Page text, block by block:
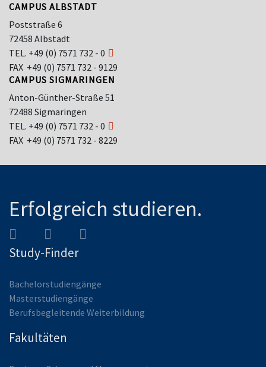
CAMPUS ALBSTADT
Poststraße 6
72458 Albstadt
TEL. +49 (0) 7571 732 - 0
FAX +49 (0) 7571 732 - 9129
CAMPUS SIGMARINGEN
Anton-Günther-Straße 51
72488 Sigmaringen
TEL. +49 (0) 7571 732 - 0
FAX +49 (0) 7571 732 - 8229
Erfolgreich studieren.
Study-Finder
Bachelorstudiengänge
Masterstudiengänge
Berufsbegleitende Weiterbildung
Fakultäten